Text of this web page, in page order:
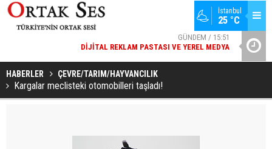
İstanbul
25 °C
GÜNDEM / 15:51
DIJITAL REKLAM PASTASI VE YEREL MEDYA
SPOR / 14:20
HABERLER ÇEVRE/TARIM/HAYVANCILIK
Kargalar meclisteki otomobilleri taşladı!